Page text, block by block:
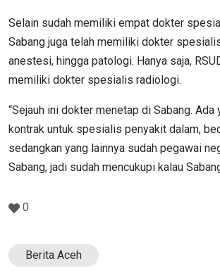
Selain sudah memiliki empat dokter
Sabang juga telah memiliki dokter
anestesi, hingga patologi. Hanya saja,
memiliki dokter spesialis radiologi.
“Sejauh ini dokter menetap di Sabang. Ada
kontrak untuk spesialis penyakit dalam,
sedangkan yang lainnya sudah pegawai
Sabang, jadi sudah mencukupi kalau
0
Berita Aceh